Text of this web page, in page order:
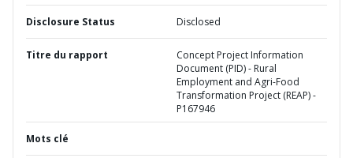
Disclosure Status Disclosed
Titre du rapport
Concept Project Information
Document (PID) - Rural
Employment and Agri-Food
Transformation Project (REAP) -
P167946
Mots clé